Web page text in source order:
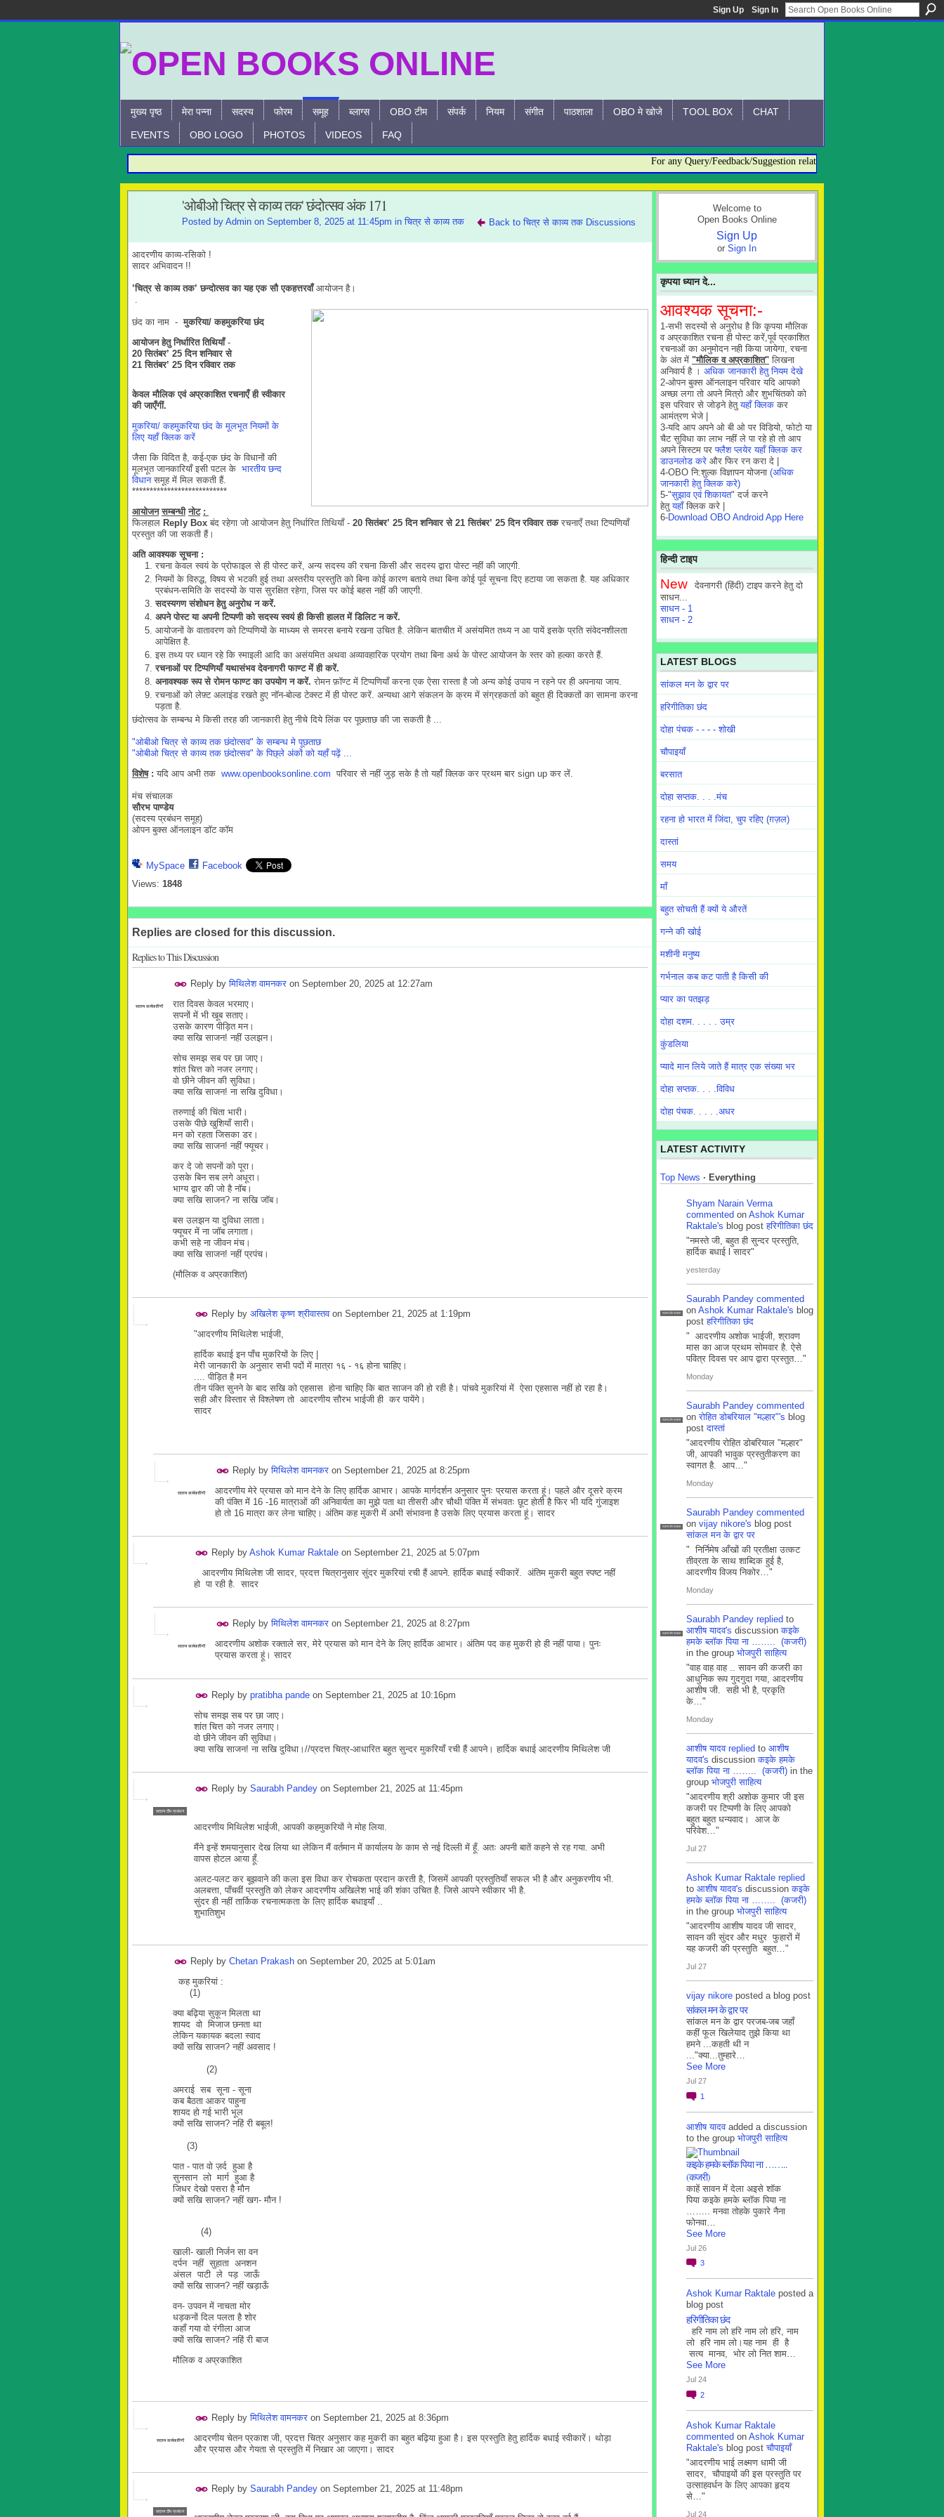
Sign Up Sign In
मुख्य पृष्ठ मेरा पन्ना सदस्य फोरम समूह ब्लाग्स OBO टीम संपर्क नियम संगीत पाठशाला OBO मे खोजे TOOL BOX CHAT
EVENTS OBO LOGO PHOTOS VIDEOS FAQ
For any Query/Feedback/Suggestion related to OBO, please contact:-
'ओबीओ चित्र से काव्य तक' छंदोत्सव अंक 171
Posted by Admin on September 8, 2025 at 11:45pm in चित्र से काव्य तक Back to चित्र से काव्य तक Discussions
आदरणीय काव्य-रसिको !
सादर अभिवादन !!
’चित्र से काव्य तक’ छन्दोत्सवका यह एकसौ एकहत्तरवाँ आयोजन है।
.
छंद का नाम - मुकरिया/ कहमुकरिया छंद
आयोजन हेतु निर्धारित तिथियाँ-
20 सितंबर’ 25 दिन शनिवार से
21 सितंबर’ 25 दिन रविवार तक
केवल मौलिक एवं अप्रकाशित रचनाएँ ही स्वीकार
की जाएँगीं.
मुकरिया/ कहमुकरिया छंद के मूलभूत नियमों के
लिए यहाँ क्लिक करें
जैसा कि विदित है, कई-एक छंद के विधानों की
मूलभूत जानकारियाँ इसी पटल के भारतीय छन्द
विधानसमूह में मिल सकती हैं.
***************************
आयोजन सम्बन्धी नोट :
फिलहाल Reply Box बंद रहेगा जो आयोजन हेतु निर्धारित तिथियाँ - 20 सितंबर’ 25 दिन शनिवार से 21 सितंबर’ 25 दिन रविवार तक रचनाएँ तथा टिप्पणियाँ
प्रस्तुत की जा सकती हैं।
अति आवश्यक सूचना :
रचना केवल स्वयं के प्रोफाइल से ही पोस्ट करें, अन्य सदस्य की रचना किसी और सदस्य द्वारा पोस्ट नहीं की जाएगी.
नियमों के विरुद्ध, विषय से भटकी हुई तथा अस्तरीय प्रस्तुति को बिना कोई कारण बताये तथा बिना कोई पूर्व सूचना दिए हटाया जा सकता है. यह अधिकार
प्रबंधन-समिति के सदस्यों के पास सुरक्षित रहेगा, जिस पर कोई बहस नहीं की जाएगी.
सदस्यगण संशोधन हेतु अनुरोध न करें.
अपने पोस्ट या अपनी टिप्पणी को सदस्य स्वयं ही किसी हालत में डिलिट न करें.
आयोजनों के वातावरण को टिप्पणियों के माध्यम से समरस बनाये रखना उचित है. लेकिन बातचीत में असंयमित तथ्य न आ पायें इसके प्रति संवेदनशीलता
आपेक्षित है.
इस तथ्य पर ध्यान रहे कि स्माइली आदि का असंयमित अथवा अव्यावहारिक प्रयोग तथा बिना अर्थ के पोस्ट आयोजन के स्तर को हल्का करते हैं.
रचनाओं पर टिप्पणियाँ यथासंभव देवनागरी फाण्ट में ही करें.
अनावश्यक रूप से रोमन फाण्ट का उपयोग न करें. रोमन फ़ॉण्ट में टिप्पणियाँ करना एक ऐसा रास्ता है जो अन्य कोई उपाय न रहने पर ही अपनाया जाय.
रचनाओं को लेफ़्ट अलाइंड रखते हुए नॉन-बोल्ड टेक्स्ट में ही पोस्ट करें. अन्यथा आगे संकलन के क्रम में संग्रहकर्ता को बहुत ही दिक्कतों का सामना करना
पड़ता है.
छंदोत्सव के सम्बन्ध मे किसी तरह की जानकारी हेतु नीचे दिये लिंक पर पूछताछ की जा सकती है ...
"ओबीओ चित्र से काव्य तक छंदोत्सव" के सम्बन्ध मे पूछताछ
"ओबीओ चित्र से काव्य तक छंदोत्सव" के पिछ्ले अंकों को यहाँ पढ़ें ...
विशेष : यदि आप अभी तक www.openbooksonline.com परिवार से नहीं जुड़ सके है तो यहाँ क्लिक कर प्रथम बार sign up कर लें.
मंच संचालक
सौरभ पाण्डेय
(सदस्य प्रबंधन समूह)
ओपन बुक्स ऑनलाइन डॉट कॉम
MySpace
Facebook
Views: 1848
Replies are closed for this discussion.
Replies to This Discussion
सदस्य कार्यकारिणी
Reply byमिथिलेश वामनकर on September 20, 2025 at 12:27am
रात दिवस केवल भरमाए।
सपनों में भी खूब सताए।
उसके कारण पीड़ित मन।
क्या सखि साजन! नहीं उलझन।
सोच समझ सब पर छा जाए।
शांत चित्त को नजर लगाए।
वो छीने जीवन की सुविधा।
क्या सखि साजन! ना सखि दुविधा।
तरुणाई की चिंता भारी।
उसके पीछे खुशियाँ सारी।
मन को रहता जिसका डर।
क्या सखि साजन! नहीं फ्यूचर।
कर दे जो सपनों को पूरा।
उसके बिन सब लगे अधूरा।
भाग्य द्वार की जो है नॉब।
क्या सखि साजन? ना सखि जॉब।
बस उलझन या दुविधा लाता।
फ्यूचर में ना जॉब लगाता।
कभी सहे ना जीवन मंच।
क्या सखि साजन! नहीं प्रपंच।
(मौलिक व अप्रकाशित)
Reply by अखिलेश कृष्ण श्रीवास्तवon September 21, 2025 at 1:19pm
"आदरणीय मिथिलेश भाईजी,
हार्दिक बधाई इन पाँच मुकरियों के लिए |
मेरी जानकारी के अनुसार सभी पदों में मात्रा १६ - १६ होना चाहिए।
.... पीड़ित है मन
तीन पंक्ति सुनने के बाद सखि को एहसास होना चाहिए कि बात साजन की हो रही है। पांचवे मुकरियां में ऐसा एहसास नहीं हो रहा है।
सही और विस्तार से विश्लेषण तो आदरणीय सौरभ भाईजी ही कर पायेंगे।
सादर
सदस्य कार्यकारिणी
Reply byमिथिलेश वामनकर on September 21, 2025 at 8:25pm
आदरणीय मेरे प्रयास को मान देने के लिए हार्दिक आभार। आपके मार्गदर्शन अनुसार पुनः प्रयास करता हूं। पहले और दूसरे क्रम
की पंक्ति में 16 -16 मात्राओं की अनिवार्यता का मुझे पता था तीसरी और चौथी पंक्ति में संभवतः छूट होती है फिर भी यदि गुंजाइश
हो तो 16 मात्रा कर लेना चाहिए। अंतिम कह मुकरी में अभी संभावना है उसके लिए प्रयास करता हूं। सादर
Reply by Ashok Kumar Raktale on September 21, 2025 at 5:07pm
आदरणीय मिथिलेश जी सादर, प्रदत्त चित्रानुसार सुंदर मुकरियां रची हैं आपने. हार्दिक बधाई स्वीकारें. अंतिम मुकरी बहुत स्पष्ट नहीं
हो पा रही है. सादर
सदस्य कार्यकारिणी
Reply byमिथिलेश वामनकर on September 21, 2025 at 8:27pm
आदरणीय अशोक रक्ताले सर, मेरे प्रयास को मान देने के लिए हार्दिक आभार। अंतिम पद कह मुकरी हो ही नहीं पाया। पुनः
प्रयास करता हूं। सादर
Reply by pratibha pande on September 21, 2025 at 10:16pm
सोच समझ सब पर छा जाए।
शांत चित्त को नजर लगाए।
वो छीने जीवन की सुविधा।
क्या सखि साजन! ना सखि दुविधा।//प्रदत्त चित्र-आधारित बहुत सुन्दर मुकरियाँ रची हैं आपने। हार्दिक बधाई आदरणीय मिथिलेश जी
सदस्य टीम प्रबंधन
Reply by Saurabh Pandey on September 21, 2025 at 11:45pm
आदरणीय मिथिलेश भाईजी, आपकी कहमुकरियों ने मोह लिया.
मैंने इन्हें शमयानुसार देख लिया था लेकिन मैं वर्तमान में कार्यालय के काम से नई दिल्ली में हूँ. अतः अपनी बातें कहने से रह गया. अभी
वापस होटल आया हूँ.
अलट-पलट कर बूझवाने की कला इस विधा कर रोचकता प्रदान करती है, जिसमें आपकी प्रस्तुतियाँ सफल भी है और अनुकरणीय भी.
अलबत्ता, पाँचवीं प्रस्तुति को लेकर आदरणीय अखिलेश भाई की शंका उचित है. जिसे आपने स्वीकार भी है.
सुंदर ही नहीं तार्किक रचनात्मकता के लिए हार्दिक बधाइयाँ ..
शुभातिशुभ
Reply by Chetan Prakash on September 20, 2025 at 5:01am
कह मुकरियां :
(1)
क्या बढ़िया सुकून मिलता था
शायद वो मिजाज छनता था
लेकिन यकायक बदला स्वाद
क्यों सखि साजन? नहीं अवसाद !
(2)
अमराई सब सूना - सूना
कब बैठता आकर पाहुना
शायद हो गई भारी भूल
क्यों सखि साजन? नहिं री बबूल!
(3)
पात - पात वो ज़र्द हुआ है
सुनसान लो मार्ग हुआ है
जिधर देखो पसरा है मौन
क्यों सखि साजन? नहीं खग- मौन !
(4)
खाली- खाली निर्जन सा वन
दर्पन नहीं सुहाता अनशन
अंसल पाटी ले पड़ जाऊँ
क्यों सखि साजन? नहीं खड़ाऊँ
वन- उपवन में नाचता मोर
धड़कनों दिल पलता है शोर
कहाँ गया वो रंगीला आज
क्यों सखि साजन? नहिं री बाज
मौलिक व अप्रकाशित
सदस्य कार्यकारिणी
Reply byमिथिलेश वामनकर on September 21, 2025 at 8:36pm
आदरणीय चेतन प्रकाश जी, प्रदत्त चित्र अनुसार कह मुकरी का बहुत बढ़िया हुआ है। इस प्रस्तुति हेतु हार्दिक बधाई स्वीकारें। थोड़ा
और प्रयास और गेयता से प्रस्तुति में निखार आ जाएगा। सादर
सदस्य टीम प्रबंधन
Reply by Saurabh Pandey on September 21, 2025 at 11:48pm
Welcome to
Open Books Online
Sign Up
or Sign In
कृपया ध्यान दे...
आवश्यक सूचना:-
1-सभी सदस्यों से अनुरोध है कि कृपया मौलिक
व अप्रकाशित रचना ही पोस्ट करें,पूर्व प्रकाशित
रचनाओं का अनुमोदन नही किया जायेगा, रचना
के अंत में "मौलिक व अप्रकाशित" लिखना
अनिवार्य है । अधिक जानकारी हेतु नियम देखे
2-ओपन बुक्स ऑनलाइन परिवार यदि आपको
अच्छा लगा तो अपने मित्रो और शुभचिंतको को
इस परिवार से जोड़ने हेतुयहाँ क्लिक कर
आमंत्रण भेजे |
3-यदि आप अपने ओ बी ओ पर विडियो, फोटो या
चैट सुविधा का लाभ नहीं ले पा रहे हो तो आप
अपने सिस्टम परफ्लैश प्लयेर यहाँ क्लिक कर
डाउनलोड करे और फिर रन करा दे |
4-OBO नि:शुल्क विज्ञापन योजना (अधिक
जानकारी हेतु क्लिक करे)
5-"सुझाव एवं शिकायत" दर्ज करने
हेतुयहाँक्लिक करे |
6-Download OBO Android App Here
हिन्दी टाइप
New
देवनागरी (हिंदी) टाइप करने हेतु दो
साधन...
साधन - 1
साधन - 2
LATEST BLOGS
सांकल मन के द्वार पर
हरिगीतिका छंद
दोहा पंचक - - - - शोखी
चौपाइयाँ
बरसात
दोहा सप्तक. . . .मंच
रहना हो भारत में जिंदा, चुप रहिए (ग़ज़ल)
दास्तां
समय
माँ
बहुत सोचती हैं क्यों ये औरतें
गन्ने की खोई
मशीनी मनुष्य
गर्भनाल कब कट पाती है किसी की
प्यार का पतझड़
दोहा दशम. . . . . उम्र
कुंडलिया
प्यादे मान लिये जाते हैं मात्र एक संख्या भर
दोहा सप्तक. . . .विविध
दोहा पंचक. . . . .अधर
LATEST ACTIVITY
Top News · Everything
Shyam Narain Verma
commented on Ashok Kumar
Raktale's blog postहरिगीतिका छंद
"नमस्ते जी, बहुत ही सुन्दर प्रस्तुति,
हार्दिक बधाई l सादर"
yesterday
सदस्य टीम प्रबंधन
Saurabh Pandey commented
on Ashok Kumar Raktale's blog
postहरिगीतिका छंद
" आदरणीय अशोक भाईजी, श्रावण
मास का आज प्रथम सोमवार है. ऐसे
पवित्र दिवस पर आप द्वारा प्रस्तुत…"
Monday
सदस्य टीम प्रबंधन
Saurabh Pandey commented
onरोहित डोबरियाल "मल्हार"'s blog
postदास्तां
"आदरणीय रोहित डोबरियाल "मल्हार"
जी, आपकी भावुक प्रस्तुतीकरण का
स्वागत है. आप…"
Monday
सदस्य टीम प्रबंधन
Saurabh Pandey commented
on vijay nikore's blog post
सांकल मन के द्वार पर
" निर्निमेष आँखों की प्रतीक्षा उत्कट
तीव्रता के साथ शाब्दिक हुई है,
आदरणीय विजय निकोर…"
Monday
सदस्य टीम प्रबंधन
Saurabh Pandey replied to
आशीष यादव's discussionकइके
हमके ब्लाॅक पिया ना …….. (कजरी)
in the group भोजपुरी साहित्य
"वाह वाह वाह .. सावन की कजरी का
आधुनिक रूप गुदगुदा गया, आदरणीय
आशीष जी. सही भी है, प्रकृति
के…"
Monday
आशीष यादव replied to आशीष
यादव's discussionकइके हमके
ब्लाॅक पिया ना …….. (कजरी) in the
group भोजपुरी साहित्य
"आदरणीय श्री अशोक कुमार जी इस
कजरी पर टिप्पणी के लिए आपको
बहुत बहुत धन्यवाद। आज के
परिवेश…"
Jul 27
Ashok Kumar Raktale replied
to आशीष यादव's discussionकइके
हमके ब्लाॅक पिया ना …….. (कजरी)
in the group भोजपुरी साहित्य
"आदरणीय आशीष यादव जी सादर,
सावन की सुंदर और मधुर फुहारों में
यह कजरी की प्रस्तुति बहुत…"
Jul 27
vijay nikore posted a blog post
सांकल मन के द्वार पर
सांकल मन के द्वार परजब-जब जहाँ
कहीं फूल खिलेयाद तुझे किया था
हमने ...कहती थी न
..."क्या...तुम्हारे…
See More
Jul 27
1
आशीष यादवadded a discussion
to the group भोजपुरी साहित्य
कइके हमके ब्लाॅक पिया ना ……..
(कजरी)
काहें सावन में देला अइसे शॉक
पिया कइके हमके ब्लाॅक पिया ना
…….. मनवा तोहके पुकारे नैना
फोनवा…
See More
Jul 26
3
Ashok Kumar Raktale posted a
blog post
हरिगीतिका छंद
हरि नाम लो हरि नाम लो हरि, नाम
लो हरि नाम लो।यह नाम ही है
सत्य मानव, भोर लो नित शाम…
See More
Jul 24
2
Ashok Kumar Raktale
commented on Ashok Kumar
Raktale's blog postचौपाइयाँ
"आदरणीय भाई लक्ष्मण धामी जी
सादर, चौपाइयों की इस प्रस्तुति पर
उत्साहवर्धन के लिए आपका हृदय
से…"
Jul 24